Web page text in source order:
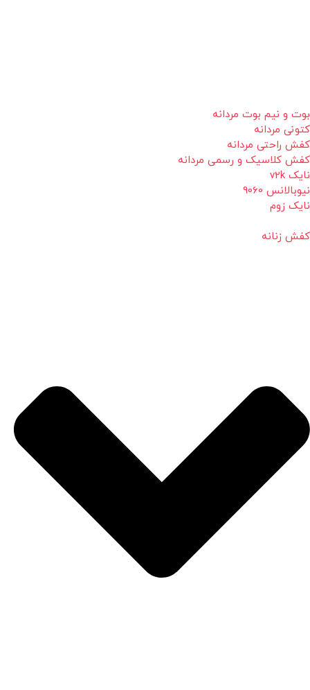
بوت و نیم بوت مردانه
کتونی مردانه
کفش راحتی مردانه
کفش کلاسیک و رسمی مردانه
نایک v2k
نیوبالانس 9060
نایک زوم
کفش زنانه